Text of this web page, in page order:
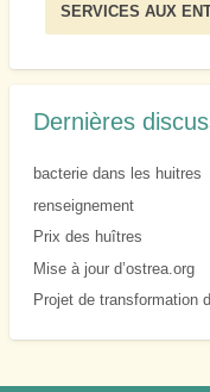
SERVICES AUX
Dernières
bacterie dans les huitres
renseignement
Prix des huîtres
Mise à jour d’ostrea.org
Projet de transformation